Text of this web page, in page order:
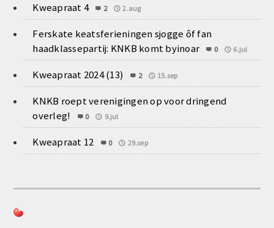
Kweapraat 4 2 2.aug
Ferskate keatsferieningen sjogge ôf fan
haadklassepartij: KNKB komt byinoar
0 6.jul
Kweapraat 2024 (13) 2 15.sep
KNKB roept verenigingen op voor dringend
overleg!
0 9.jul
Kweapraat 12 0 29.sep